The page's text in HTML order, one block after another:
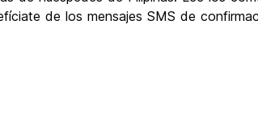
de los mensajes SMS de